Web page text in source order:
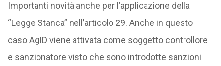
Importanti novità anche per l’applicazione della
“Legge Stanca” nell’articolo 29. Anche in questo
caso AgID viene attivata come soggetto controllore
e sanzionatore visto che sono introdotte sanzioni